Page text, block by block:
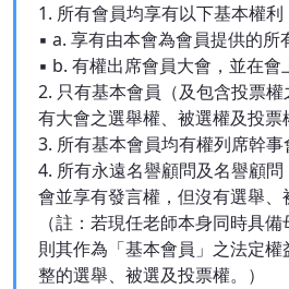
1. 所有會員均享有以下基本權利
▪ a. 享有由本會為會員提供的所
▪ b. 有權出席會員大會，並在會
2. 只有基本會員（及包含投票
有大會之選舉權、被選權及投票
3. 所有基本會員均有權列席幹事
4. 所有永遠名譽顧問及名譽顧
會並享有發言權，但沒有選舉、
（註：若現任老師本身同時具
則其作為「基本會員」之法定
整的選舉、被選及投票權。）